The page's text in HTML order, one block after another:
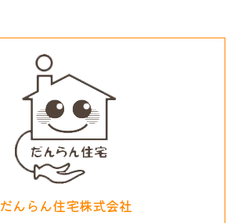
だんらん住宅株式会社